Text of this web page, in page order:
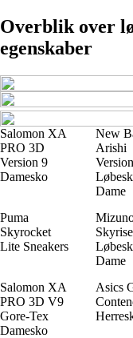
Overblik over
egenskaber
Salomon XA
PRO 3D
Version 9
Damesko
New
Arishi
Dame
Puma
Skyrocket
Lite Sneakers
Dame
Salomon XA
PRO 3D V9
Gore-Tex
Damesko
Asics